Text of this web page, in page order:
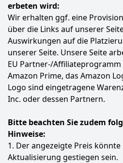
erbeten wird:
Wir erhalten ggf. eine
über die Links auf unserer
Auswirkungen auf die
unserer Seite. Unsere Seite
EU Partner-/Affiliateprogramm
Amazon Prime, das Amazon
Logo sind eingetragene
Inc. oder dessen Partnern.
Bitte beachten Sie zudem
Hinweise:
1. Der angezeigte Preis
Aktualisierung gestiegen sein.